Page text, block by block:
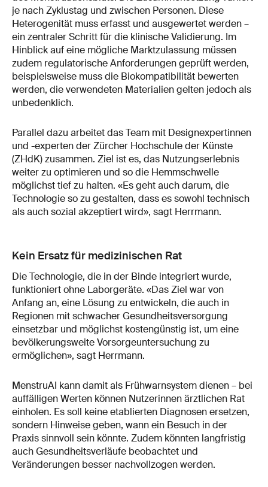
je nach Zyklustag und zwischen Personen. Diese
Heterogenität muss erfasst und ausgewertet werden –
ein zentraler Schritt für die klinische Validierung. Im
Hinblick auf eine mögliche Marktzulassung müssen
zudem regulatorische Anforderungen geprüft werden,
beispielsweise muss die Biokompatibilität bewerten
werden, die verwendeten Materialien gelten jedoch als
unbedenklich.
Parallel dazu arbeitet das Team mit Designexpertinnen
und -experten der Zürcher Hochschule der Künste
(ZHdK) zusammen. Ziel ist es, das Nutzungserlebnis
weiter zu optimieren und so die Hemmschwelle
möglichst tief zu halten. «Es geht auch darum, die
Technologie so zu gestalten, dass es sowohl technisch
als auch sozial akzeptiert wird», sagt Herrmann.
Kein Ersatz für medizinischen Rat
Die Technologie, die in der Binde integriert wurde,
funktioniert ohne Laborgeräte. «Das Ziel war von
Anfang an, eine Lösung zu entwickeln, die auch in
Regionen mit schwacher Gesundheitsversorgung
einsetzbar und möglichst kostengünstig ist, um eine
bevölkerungsweite Vorsorgeuntersuchung zu
ermöglichen», sagt Herrmann.
MenstruAI kann damit als Frühwarnsystem dienen – bei
auffälligen Werten können Nutzerinnen ärztlichen Rat
einholen. Es soll keine etablierten Diagnosen ersetzen,
sondern Hinweise geben, wann ein Besuch in der
Praxis sinnvoll sein könnte. Zudem könnten langfristig
auch Gesundheitsverläufe beobachtet und
Veränderungen besser nachvollzogen werden.